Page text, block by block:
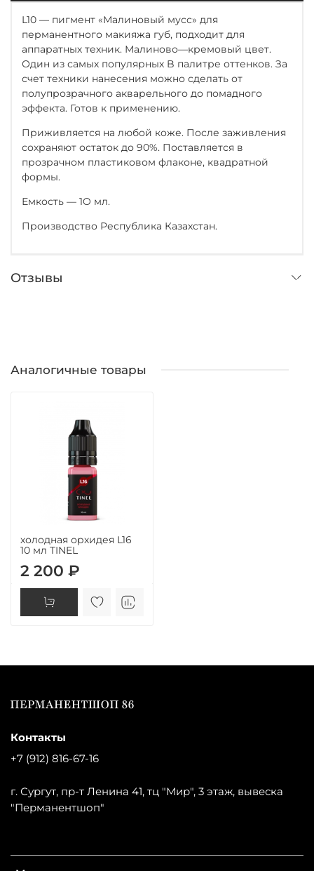
L10 — пигмент «Малиновый мусс» для
перманентного макияжа губ, подходит для
аппаратных техник. Малиново—кремовый цвет.
Один из самых популярных B палитре оттенков. За
счет техники нанесения можно сделать от
полупрозрачного акварельного до помадного
эффекта. Готов к применению.
Приживляется на любой коже. После заживления
сохраняют остаток до 90%. Поставляется в
прозрачном пластиковом флаконе, квадратной
формы.
Емкость — 1O мл.
Производство Республика Казахстан.
Отзывы
Аналогичные товары
холодная орхидея L16
10 мл TINEL
2 200 ₽
Контакты
+7 (912) 816-67-16
г. Сургут, пр-т Ленина 41, тц "Мир", 3 этаж, вывеска
"Перманентшоп"